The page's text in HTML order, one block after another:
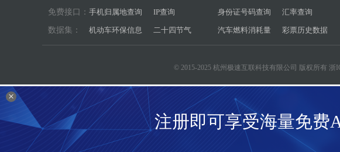
×
注册即可享受海量免费
免费接口： 手机归属地查询 IP查询 身份证号码查询 汇率查询
数据集： 机动车环保信息 二十四节气 汽车燃料消耗量 彩票历史数据
© 2015-2025 杭州极速互联科技有限公司 版权所有 浙